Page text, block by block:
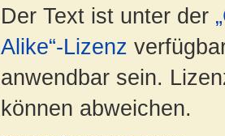
Der Text ist unter der
Alike“-Lizenz
anwendbar sein.
können abweichen.